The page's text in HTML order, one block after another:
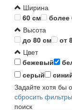
Ширина
60 см
более
Высота
до 80 см
от
Цвет
бежевый
серый
Задайте хотя бы
сбросить фильтры
поиск